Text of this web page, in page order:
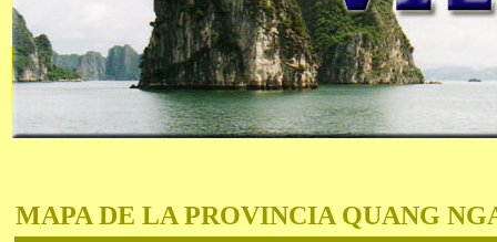
MAPA DE LA PROVINCIA QUANG